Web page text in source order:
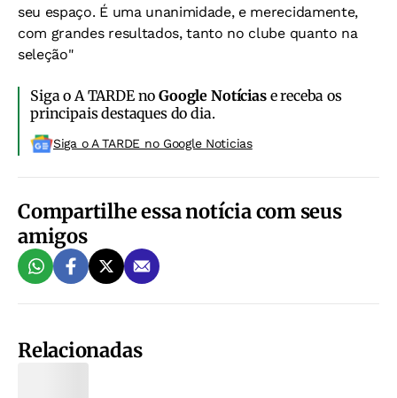
seu espaço. É uma unanimidade, e merecidamente,
com grandes resultados, tanto no clube quanto na
seleção"
Siga o A TARDE noGoogle Notíciase receba os
principais destaques do dia.
Siga o A TARDE no Google Noticias
Compartilhe essa notícia com seus
amigos
Relacionadas